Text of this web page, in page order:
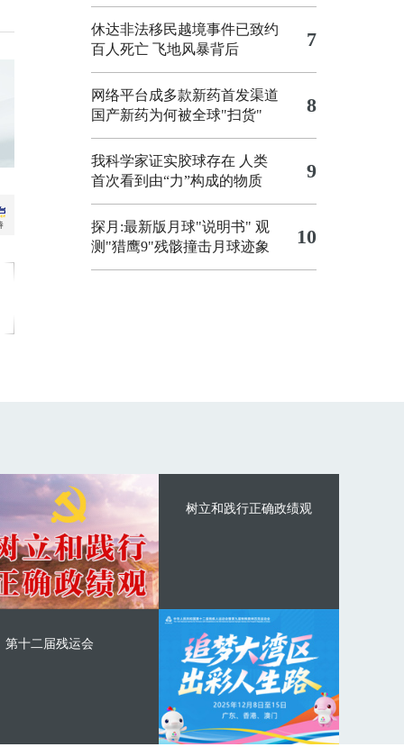
休达非法移民越境事件已致约
百人死亡 飞地风暴背后 7
网络平台成多款新药首发渠道
国产新药为何被全球"扫货"
8
我科学家证实胶球存在 人类
首次看到由“力”构成的物质
9
探月:最新版月球"说明书" 观
测"猎鹰9"残骸撞击月球迹象
10
树立和践行正确政绩观
第十二届残运会